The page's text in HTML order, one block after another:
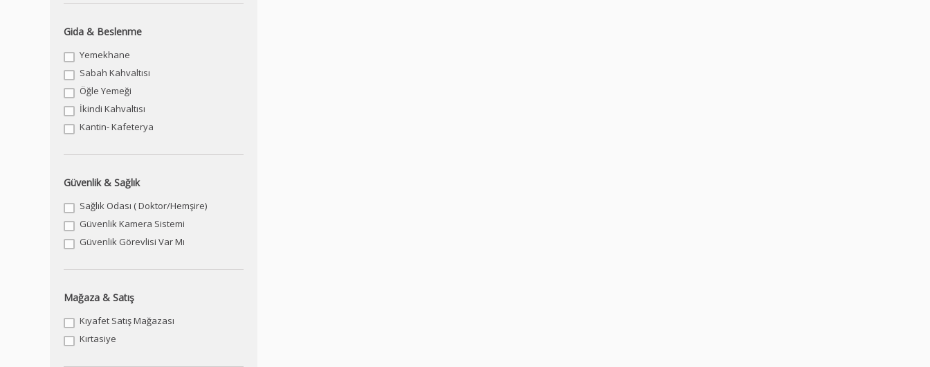
Gida & Beslenme
Yemekhane
Sabah Kahvaltısı
Öğle Yemeği
İkindi Kahvaltısı
Kantin- Kafeterya
Güvenlik & Sağlık
Sağlık Odası ( Doktor/Hemşire)
Güvenlik Kamera Sistemi
Güvenlik Görevlisi Var Mı
Mağaza & Satış
Kıyafet Satış Mağazası
Kırtasiye